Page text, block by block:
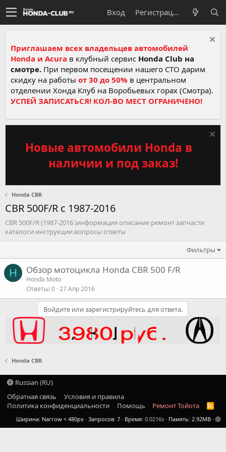
Вход Регистрация
Приглашаем всех владельцев автомобилей
Honda и Acura в клубный сервис Honda Club на
смотре. При первом посещении нашего СТО дарим
скидку на работы от 30 до 50% в центральном
отделении Хонда Клуб на Воробьевых горах (Смотра).
УСПЕЙ ЗАПИСАТЬСЯ! КОЛ-ВО МЕСТ ОГРАНИЧЕНО!
Новые автомобили Honda в
наличии и под заказ!
Honda CBR
CBR 500F/R c 1987-2016
CBR 500F/R (1987-2016 )информация описание ремонт запчасти
каталоги инструкции вопросы ответы
Фильтры
H Обзор мотоцикла Honda CBR 500 F/R
Honda Moto
Ответы 0 27 Апр 2016
Войдите или зарегистрируйтесь для ответа.
Honda CBR
Russian (RU)
Обратная связь
Условия и правила
Политика конфиденциальности
Помощь Ремонт Тойота
R
S
S
Ширина Запросов 7 Время 0.0216s Память 2.92MB